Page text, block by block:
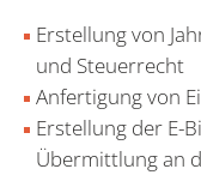
Erstellung von
und Steuerrecht
Anfertigung von
Erstellung der E-
Übermittlung an